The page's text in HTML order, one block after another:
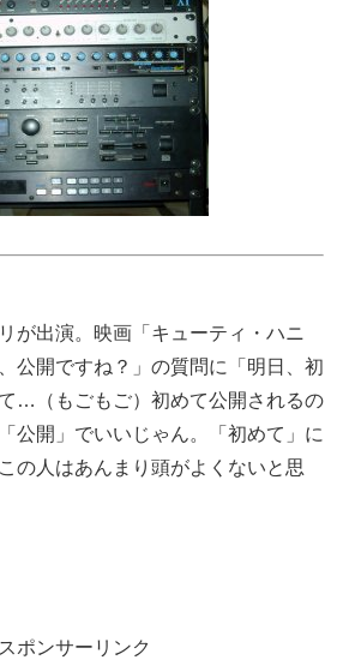
が出演。映画「キューティ・ハニ
公開ですね？」の質問に「明日、初
…（もごもご）初めて公開されるの
公開」でいいじゃん。「初めて」に
の人はあんまり頭がよくないと思
スポンサーリンク